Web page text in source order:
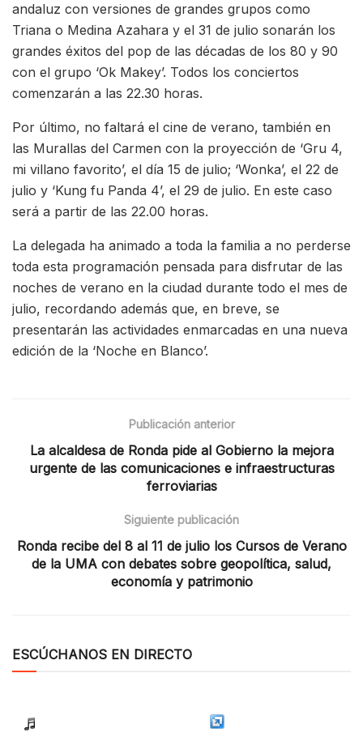
andaluz con versiones de grandes grupos como
Triana o Medina Azahara y el 31 de julio sonarán los
grandes éxitos del pop de las décadas de los 80 y 90
con el grupo ‘Ok Makey’. Todos los conciertos
comenzarán a las 22.30 horas.
Por último, no faltará el cine de verano, también en
las Murallas del Carmen con la proyección de ‘Gru 4,
mi villano favorito’, el día 15 de julio; ‘Wonka’, el 22 de
julio y ‘Kung fu Panda 4’, el 29 de julio. En este caso
será a partir de las 22.00 horas.
La delegada ha animado a toda la familia a no perderse
toda esta programación pensada para disfrutar de las
noches de verano en la ciudad durante todo el mes de
julio, recordando además que, en breve, se
presentarán las actividades enmarcadas en una nueva
edición de la ‘Noche en Blanco’.
Publicación anterior
La alcaldesa de Ronda pide al Gobierno la mejora
urgente de las comunicaciones e infraestructuras
ferroviarias
Siguiente publicación
Ronda recibe del 8 al 11 de julio los Cursos de Verano
de la UMA con debates sobre geopolítica, salud,
economía y patrimonio
ESCÚCHANOS EN DIRECTO